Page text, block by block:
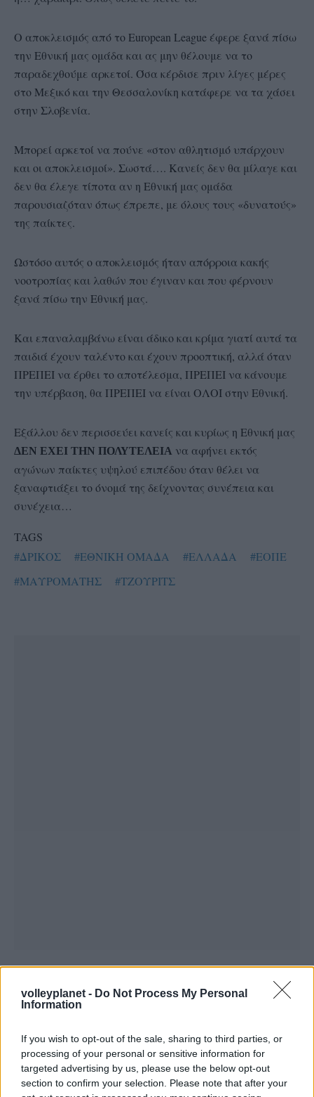
volleyplanet - Do Not Process My Personal
Information
If you wish to opt-out of the sale, sharing to third parties, or
processing of your personal or sensitive information for
targeted advertising by us, please use the below opt-out
section to confirm your selection. Please note that after your
Ο αποκλεισμός από το European League έφερε ξανά πίσω
την Εθνική μας ομάδα και ας μην θέλουμε να το
παραδεχθούμε αρκετοί. Όσα κέρδισε πριν λίγες μέρες
στο Μεξικό και την Θεσσαλονίκη κατάφερε να τα χάσει
στην Σλοβενία.
Μπορεί αρκετοί να πούνε «στον αθλητισμό υπάρχουν
και οι αποκλεισμοί». Σωστά…. Κανείς δεν θα μίλαγε και
δεν θα έλεγε τίποτα αν η Εθνική μας ομάδα
παρουσιαζόταν όπως έπρεπε, με όλους τους «δυνατούς»
της παίκτες.
Ωστόσο αυτός ο αποκλεισμός ήταν απόρροια κακής
νοοτροπίας και λαθών που έγιναν και που φέρνουν
ξανά πίσω την Εθνική μας.
Και επαναλαμβάνω είναι άδικο και κρίμα γιατί αυτά τα
παιδιά έχουν ταλέντο και έχουν προοπτική, αλλά όταν
ΠΡΕΠΕΙ να έρθει το αποτέλεσμα, ΠΡΕΠΕΙ να κάνουμε
την υπέρβαση, θα ΠΡΕΠΕΙ να είναι ΟΛΟΙ στην Εθνική.
Εξάλλου δεν περισσεύει κανείς και κυρίως η Εθνική μας
ΔΕΝ ΕΧΕΙ ΤΗΝ ΠΟΛΥΤΕΛΕΙΑ να αφήνει εκτός
αγώνων παίκτες υψηλού επιπέδου όταν θέλει να
ξαναφτιάξει το όνομά της δείχνοντας συνέπεια και
συνέχεια…
TAGS
#ΔΡΙΚΟΣ
#ΕΘΝΙΚΗ ΟΜΑΔΑ #ΕΛΛΑΔΑ
#ΕΟΠΕ
#ΜΑΥΡΟΜΑΤΗΣ
#ΤΖΟΥΡΙΤΣ
ΡΟΗ ΕΙΔΗΣΕΩΝ
07/08/2026
«Αντίο» με ήττα για τις διεθνείς μας στο τουρνουά του
Ουρμπίνο